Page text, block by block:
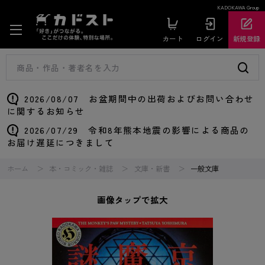
KADOKAWA Group
カート ログイン 新規登録
2026/08/07 お盆期間中の出荷およびお問い合わせ
に関するお知らせ
2026/07/29 令和8年熊本地震の影響による商品の
お届け遅延につきまして
ホーム 本・コミック・雑誌 文庫・新書 一般文庫
画像タップで拡大